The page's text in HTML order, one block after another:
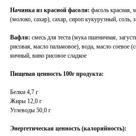
Начинка из красной фасоли: фасоль красная,
(молоко, сахар), сахар, сироп кукурузный, соль,
Вафля: смесь для теста (мука пшеничная,
рисовая, масло пальмовое), вода, масло соевое
яичный, вино рисовое сладкое
Пищевая ценность 100г продукта:
Белки 4,7 г
Жиры 12,0 г
Углеводы 50,0 г
Энергетическая ценность (калорийность):